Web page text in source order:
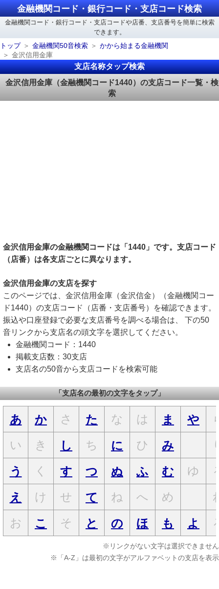
金融機関コード・銀行コード・支店コード検索
金融機関コード・銀行コード・支店コードや店番、支店番号を簡単に検索
できます。
トップ
金融機関50音検索
かから始まる金融機関
金沢信用金庫
支店名称タップ検索
金沢信用金庫（金融機関コード1440）の支店コード一覧・検
索
金沢信用金庫の金融機関コードは「1440」です。支店コード
（店番）は各支店ごとに異なります。
金沢信用金庫の支店を探す
このページでは、金沢信用金庫（金沢信金）（金融機関コー
ド1440）の支店コード（店番・支店番号）を確認できます。
振込や口座登録で必要な支店番号を調べる場合は、 下の50
音リンクから支店名の頭文字を選択してください。
金融機関コード：1440
掲載支店数：30支店
支店名の50音から支店コードを検索可能
「支店名の最初の文字をタップ」
あ か さ た な は ま や
い
き し ち に ひ み
う
く す つ ぬ ふ む ゆ
え
け せ て ね へ め
お
こ そ と の ほ も よ
※リンクがない文字は選択できません
※「A-Z」は最初の文字がアルファベットの支店を表示